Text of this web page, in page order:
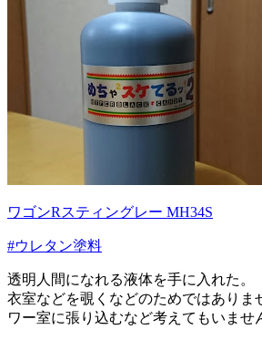
ワゴンRスティングレー MH34S
#ウレタン塗料
透明人間になれる液体を手に入れた。
衣室などを覗くなどのためではありま
ワー室に張り込むなど考えてもいませ